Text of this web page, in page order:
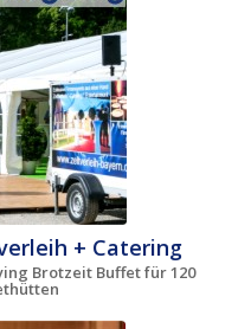
+ Catering
Brotzeit Buffet für 120